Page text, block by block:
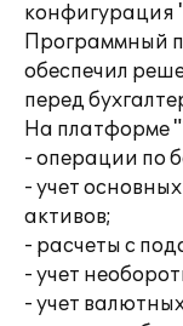
конфигурация
Программный
обеспечил
перед
На платформе
- операции по
- учет
активов;
- расчеты с
- учет
- учет